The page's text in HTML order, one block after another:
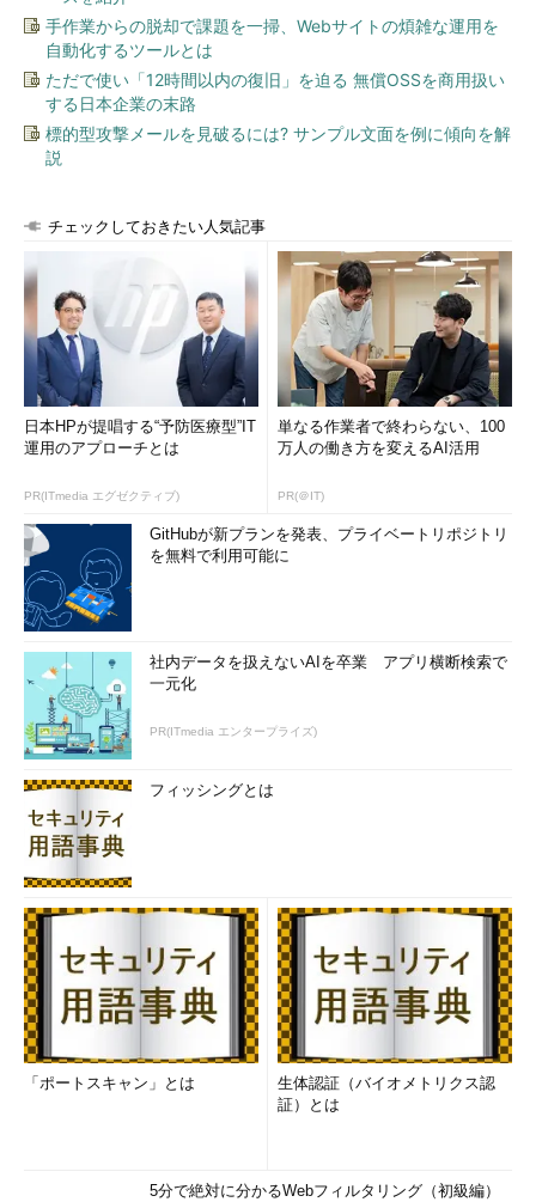
手作業からの脱却で課題を一掃、Webサイトの煩雑な運用を
自動化するツールとは
ただで使い「12時間以内の復旧」を迫る 無償OSSを商用扱い
する日本企業の末路
標的型攻撃メールを見破るには? サンプル文面を例に傾向を解
説
チェックしておきたい人気記事
日本HPが提唱する“予防医療型”IT
運用のアプローチとは
PR(ITmedia エグゼクティブ)
単なる作業者で終わらない、100
万人の働き方を変えるAI活用
PR(＠IT)
GitHubが新プランを発表、プライベートリポジトリ
を無料で利用可能に
社内データを扱えないAIを卒業 アプリ横断検索で
一元化
PR(ITmedia エンタープライズ)
フィッシングとは
「ポートスキャン」とは
生体認証（バイオメトリクス認
証）とは
5分で絶対に分かるWebフィルタリング（初級編）